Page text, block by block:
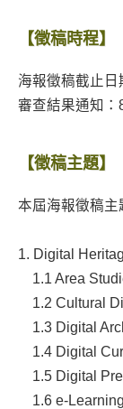
【徵稿時程】
海報徵稿截止日
審查結果通知：
【徵稿主題】
本屆海報徵稿主
1. Digital
1.1 Area
1.2 Cultural
1.3 Digital
1.4 Digital
1.5 Digital
1.6 e-Learning